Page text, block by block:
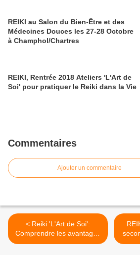
REIKI au Salon du Bien-Être et des
Médecines Douces les 27-28 Octobre
à Champhol/Chartres
REIKI, Rentrée 2018 Ateliers 'L'Art de
Soi' pour pratiquer le Reiki dans la Vie
Commentaires
Ajouter un commentaire
< Reiki 'L'Art de Soi':
Comprendre les avantages
des Initiations et des